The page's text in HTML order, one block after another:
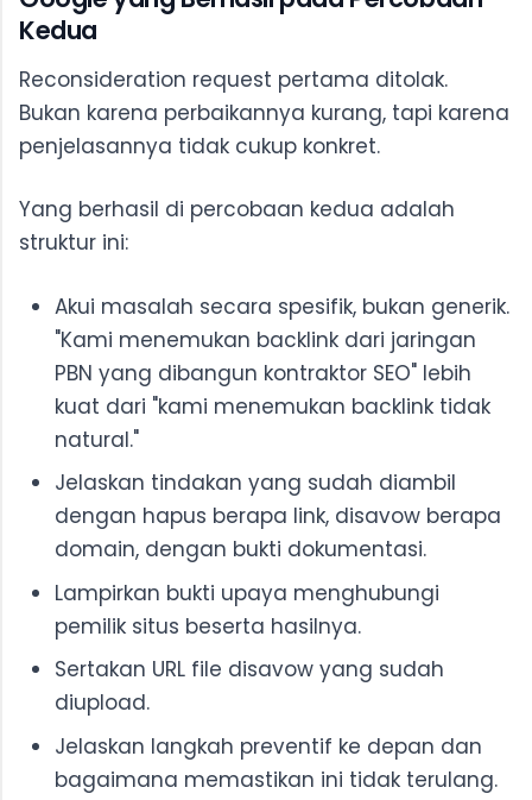
Kedua
Reconsideration request pertama ditolak.
Bukan karena perbaikannya kurang, tapi karena
penjelasannya tidak cukup konkret.
Yang berhasil di percobaan kedua adalah
struktur ini:
Akui masalah secara spesifik, bukan generik.
"Kami menemukan backlink dari jaringan
PBN yang dibangun kontraktor SEO" lebih
kuat dari "kami menemukan backlink tidak
natural."
Jelaskan tindakan yang sudah diambil
dengan hapus berapa link, disavow berapa
domain, dengan bukti dokumentasi.
Lampirkan bukti upaya menghubungi
pemilik situs beserta hasilnya.
Sertakan URL file disavow yang sudah
diupload.
Jelaskan langkah preventif ke depan dan
bagaimana memastikan ini tidak terulang.